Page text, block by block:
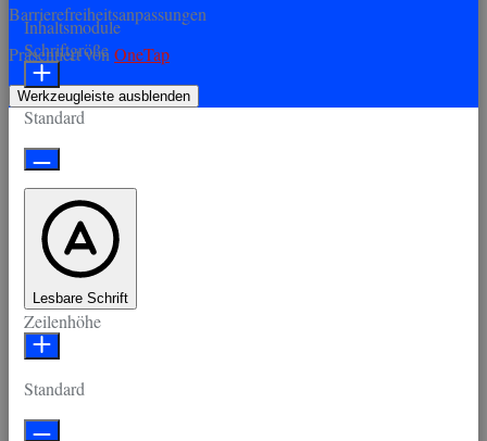
Barrierefreiheitsanpassungen
Präsentiert von OneTap
Werkzeugleiste ausblenden
Inhaltsmodule
Schriftgröße
Standard
Lesbare Schrift
Zeilenhöhe
Standard